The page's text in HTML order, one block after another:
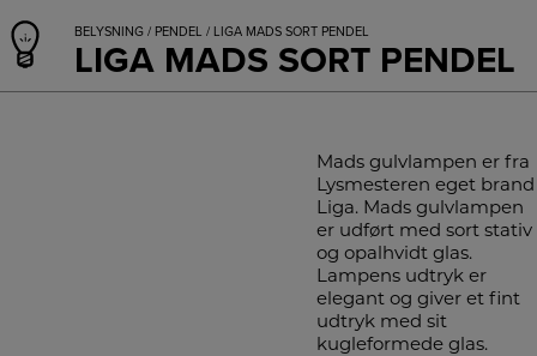
BELYSNING / PENDEL / LIGA MADS SORT PENDEL
LIGA MADS SORT PENDEL
Mads gulvlampen er fra
Lysmesteren eget brand
Liga. Mads gulvlampen
er udført med sort stativ
og opalhvidt glas.
Lampens udtryk er
elegant og giver et fint
udtryk med sit
kugleformede glas.